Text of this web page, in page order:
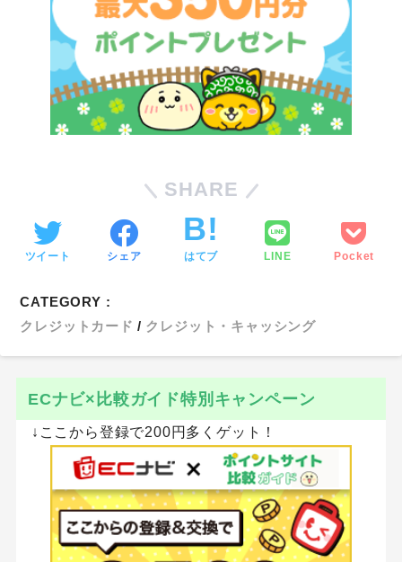
SHARE
ツイート シェア はてブ LINE Pocket
CATEGORY :
クレジットカード
クレジット・キャッシング
ECナビ×比較ガイド特別キャンペーン
↓ここから登録で200円多くゲット！